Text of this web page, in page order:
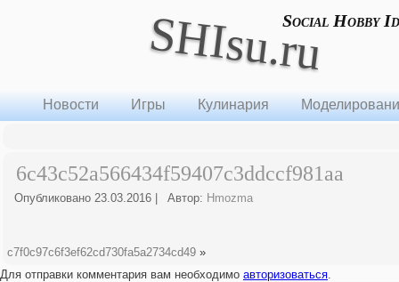
SHIsu.ruSocial Hobby
Новости Игры Кулинария
6c43c52a566434f59407c3ddccf981aa
Опубликовано 23.03.2016 Автор: Hmozma
c7f0c97c6f3ef62cd730fa5a2734cd49 »
Для отправки комментария вам необходимо авторизоваться.